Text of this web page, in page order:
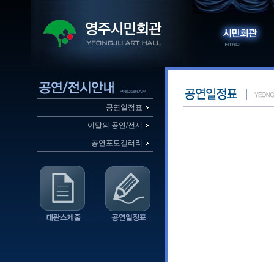
공연일정표
이달의 공연/전시
공연포토갤러리